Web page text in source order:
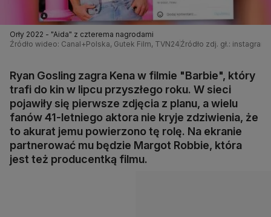
Orły 2022 - "Aida" z czterema nagrodami
Źródło wideo: Canal+Polska, Gutek Film, TVN24 Źródło zdj. gł.:
Ryan Gosling zagra Kena w filmie "Barbie", który
trafi do kin w lipcu przyszłego roku. W sieci
pojawiły się pierwsze zdjęcia z planu, a wielu
fanów 41-letniego aktora nie kryje zdziwienia, że
to akurat jemu powierzono tę rolę. Na ekranie
partnerować mu będzie Margot Robbie, która
jest też producentką filmu.